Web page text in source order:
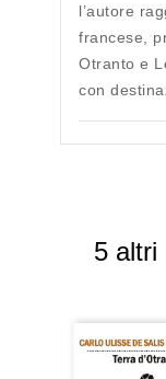
l’autore
francese,
Otranto e
con
5 altri